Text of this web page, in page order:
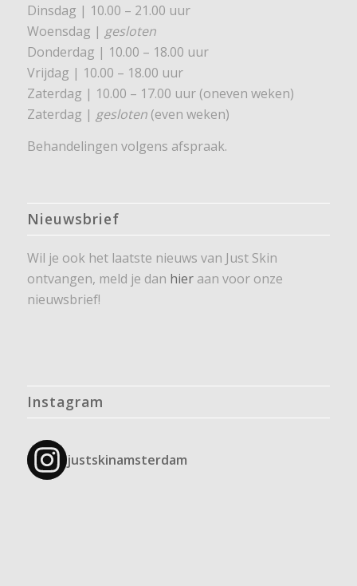
Dinsdag | 10.00 – 21.00 uur
Woensdag | gesloten
Donderdag | 10.00 – 18.00 uur
Vrijdag | 10.00 – 18.00 uur
Zaterdag | 10.00 – 17.00 uur (oneven weken)
Zaterdag | gesloten(even weken)
Behandelingen volgens afspraak.
Nieuwsbrief
Wil je ook het laatste nieuws van Just Skin
ontvangen, meld je dan hieraan voor onze
nieuwsbrief!
Instagram
justskinamsterdam